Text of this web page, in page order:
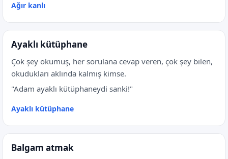
Ağır kanlı
Ayaklı kütüphane
Çok şey okumuş, her sorulana cevap veren, çok şey bilen,
okudukları aklında kalmış kimse.
"Adam ayaklı kütüphaneydi sanki!"
Ayaklı kütüphane
Balgam atmak